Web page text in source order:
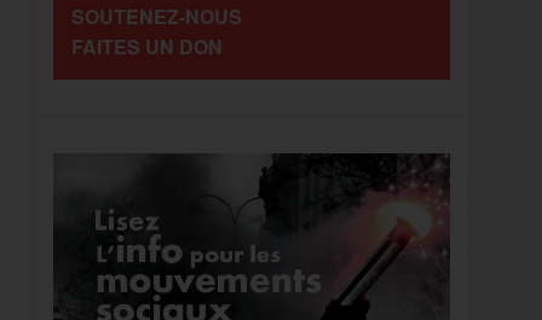
SOUTENEZ-NOUS
FAITES UN DON